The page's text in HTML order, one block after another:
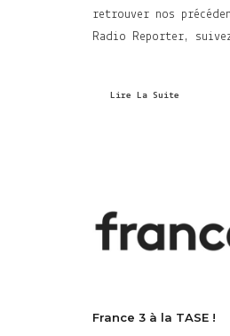
retrouver nos
Radio Reporter,
Lire La Suite
France 3 à la TASE !